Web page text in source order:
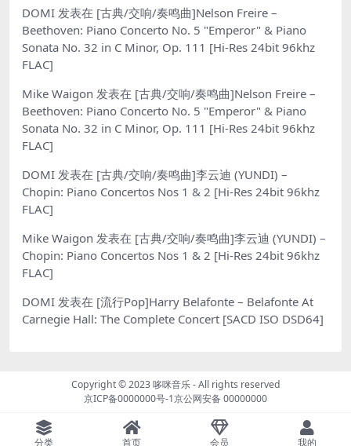
DOMI 发表在 [古典/交响/奏鸣曲]Nelson Freire –
Beethoven: Piano Concerto No. 5 "Emperor" & Piano
Sonata No. 32 in C Minor, Op. 111 [Hi-Res 24bit 96khz
FLAC]
Mike Waigon 发表在 [古典/交响/奏鸣曲]Nelson Freire –
Beethoven: Piano Concerto No. 5 "Emperor" & Piano
Sonata No. 32 in C Minor, Op. 111 [Hi-Res 24bit 96khz
FLAC]
DOMI 发表在 [古典/交响/奏鸣曲]李云迪 (YUNDI) –
Chopin: Piano Concertos Nos 1 & 2 [Hi-Res 24bit 96khz
FLAC]
Mike Waigon 发表在 [古典/交响/奏鸣曲]李云迪 (YUNDI) –
Chopin: Piano Concertos Nos 1 & 2 [Hi-Res 24bit 96khz
FLAC]
DOMI 发表在 [流行Pop]Harry Belafonte – Belafonte At
Carnegie Hall: The Complete Concert [SACD ISO DSD64]
Copyright © 2023哆咪音乐- All rights reserved
京ICP备0000000号-1京公网安备 00000000
分类 首页 会员 我的